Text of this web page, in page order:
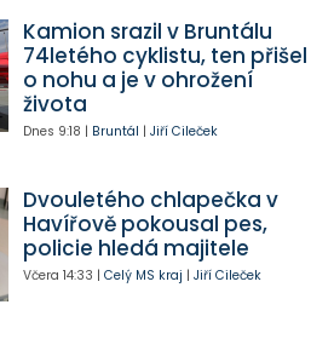
Kamion srazil v Bruntálu
74letého cyklistu, ten přišel
o nohu a je v ohrožení
života
Dnes 9:18 | Bruntál | Jiří Cileček
Dvouletého chlapečka v
Havířově pokousal pes,
policie hledá majitele
Včera 14:33 | Celý MS kraj | Jiří Cileček